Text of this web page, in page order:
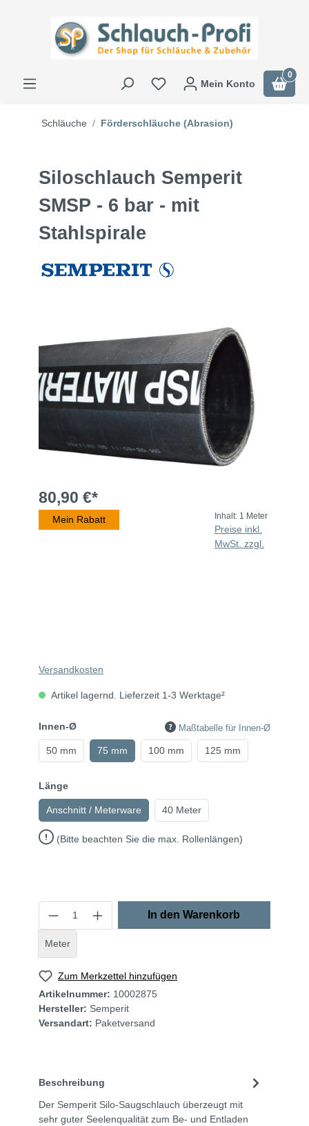
Mein Konto
0
Schläuche Förderschläuche (Abrasion)
Siloschlauch Semperit
SMSP - 6 bar - mit
Stahlspirale
80,90 €*
Mein Rabatt Inhalt: 1 Meter
Preise inkl.
MwSt. zzgl.
Versandkosten
Artikel lagernd. Lieferzeit 1-3 Werktage²
Innen-Ø Maßtabelle für Innen-Ø
50 mm 75 mm 100 mm 125 mm
Länge
Anschnitt / Meterware 40 Meter
(Bitte beachten Sie die max. Rollenlängen)
Meter
In den Warenkorb
Zum Merkzettel hinzufügen
Artikelnummer: 10002875
Hersteller: Semperit
Versandart: Paketversand
Beschreibung
Der Semperit Silo-Saugschlauch überzeugt mit
sehr guter Seelenqualität zum Be- und Entladen